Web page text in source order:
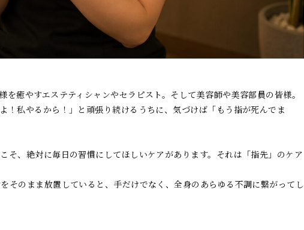
癒やすエステティシャンやセラピスト。そして美容師や美容部員の皆様。
！私やるから！」と頑張り続けるうちに、気づけば「もう指が死んでま
そ、絶対に毎日の習慣にしてほしいケアがあります。それは「指先」のケア
そのまま放置していると、手だけでなく、全身のあらゆる不調に繋がってし